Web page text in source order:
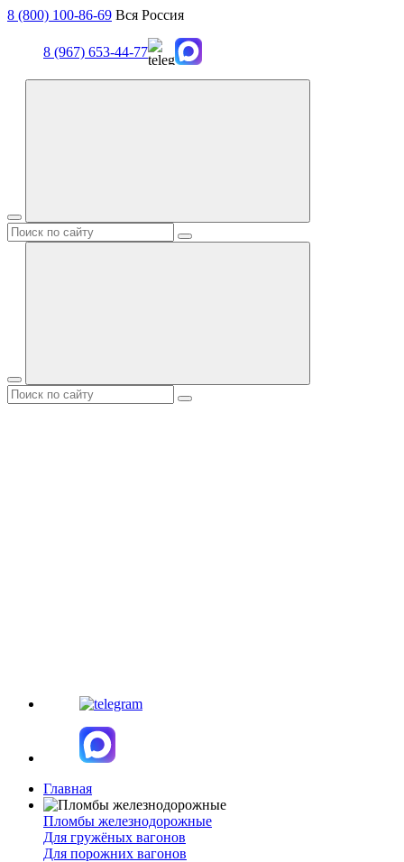
8 (800) 100-86-69 Вся Россия
8 (967) 653-44-77
Главная
Пломбы железнодорожные
Для гружёных вагонов
Для порожних вагонов